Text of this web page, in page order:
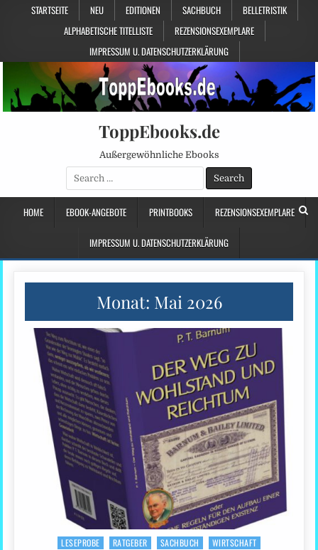
STARTSEITE NEU EDITIONEN SACHBUCH
BELLETRISTIK
ALPHABETISCHE TITELLISTE
REZENSIONSEXEMPLARE
IMPRESSUM U. DATENSCHUTZERKLÄRUNG
ToppEbooks.de
Außergewöhnliche Ebooks
Search
for:
HOME EBOOK-ANGEBOTE PRINTBOOKS REZENSIONSEXEMPLARE
IMPRESSUM U. DATENSCHUTZERKLÄRUNG
Monat: Mai 2026
Posted
LESEPROBE RATGEBER SACHBUCH WIRTSCHAFT